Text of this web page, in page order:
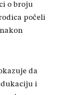
o broju
počeli
da
i